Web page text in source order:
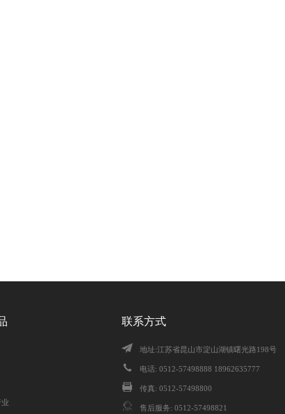
联系方式
地址:江苏省昆山市淀山湖镇曙光路198号
电话: 0512-57498888 18962635777
传真: 0512-57498800
售后服务: 0512-57498821